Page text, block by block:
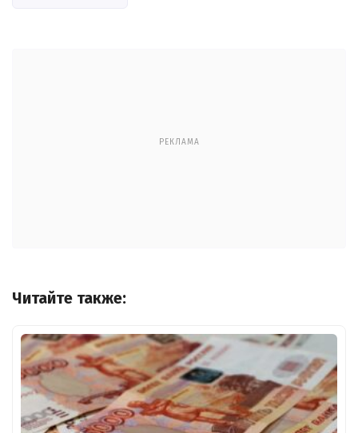
РЕКЛАМА
Читайте также: